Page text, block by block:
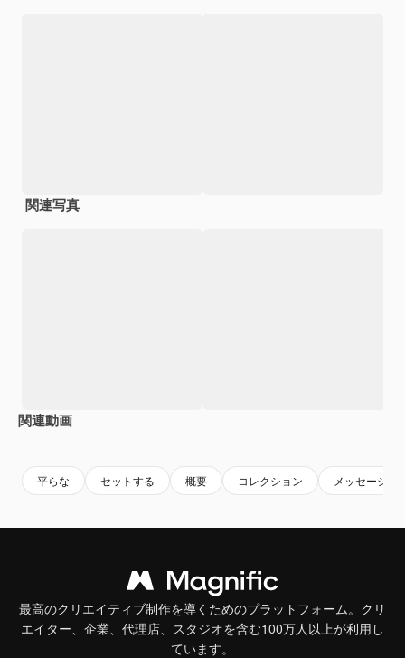
関連写真
関連動画
平らな セットする 概要 コレクション メッセージ
最高のクリエイティブ制作を導くためのプラットフォーム。クリ
エイター、企業、代理店、スタジオを含む100万人以上が利用し
ています。